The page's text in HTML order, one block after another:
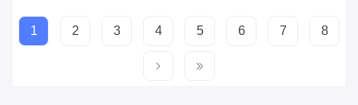
1 2 3 4 5 6 7 8